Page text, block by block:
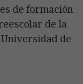
de formación
de la
de